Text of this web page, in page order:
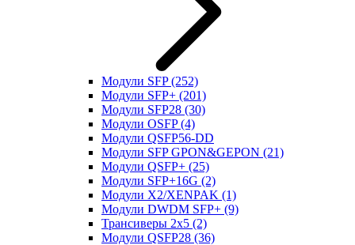
Модули SFP(252)
Модули SFP+ (201)
Модули SFP28 (30)
Модули OSFP(4)
Модули QSFP56-DD
Модули SFP GPON&GEPON (21)
Модули QSFP+ (25)
Модули SFP+16G (2)
Модули X2/XENPAK (1)
Модули DWDM SFP+ (9)
Трансиверы 2x5 (2)
Модули QSFP28 (36)